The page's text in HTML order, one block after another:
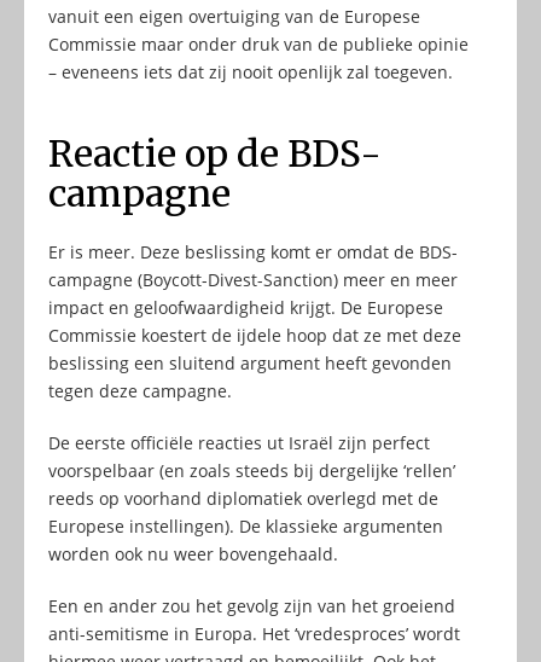
vanuit een eigen overtuiging van de Europese
Commissie maar onder druk van de publieke opinie
– eveneens iets dat zij nooit openlijk zal toegeven.
Reactie op de BDS-
campagne
Er is meer. Deze beslissing komt er omdat de BDS-
campagne (Boycott-Divest-Sanction) meer en meer
impact en geloofwaardigheid krijgt. De Europese
Commissie koestert de ijdele hoop dat ze met deze
beslissing een sluitend argument heeft gevonden
tegen deze campagne.
De eerste officiële reacties ut Israël zijn perfect
voorspelbaar (en zoals steeds bij dergelijke ‘rellen’
reeds op voorhand diplomatiek overlegd met de
Europese instellingen). De klassieke argumenten
worden ook nu weer bovengehaald.
Een en ander zou het gevolg zijn van het groeiend
anti-semitisme in Europa. Het ‘vredesproces’ wordt